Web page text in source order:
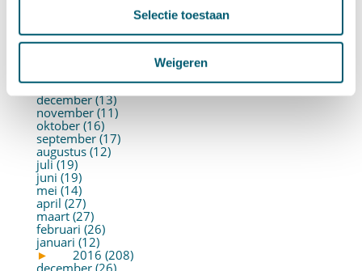
Selectie toestaan
Weigeren
april (22)
maart (10)
►
2017 (213)
december (13)
november (11)
oktober (16)
september (17)
augustus (12)
juli (19)
juni (19)
mei (14)
april (27)
maart (27)
februari (26)
januari (12)
►
2016 (208)
december (26)